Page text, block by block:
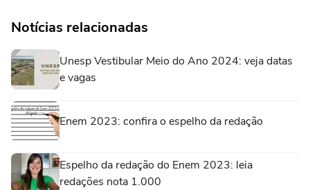
Notícias relacionadas
Unesp Vestibular Meio do Ano 2024: veja datas
e vagas
Enem 2023: confira o espelho da redação
Espelho da redação do Enem 2023: leia
redações nota 1.000